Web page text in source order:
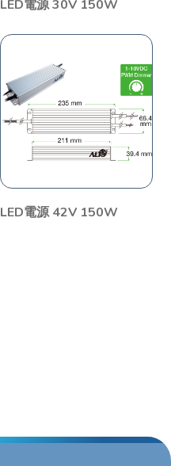
LED電源 30V 150W
LED電源 42V 150W